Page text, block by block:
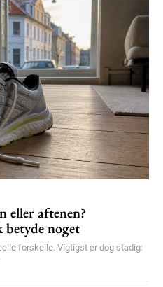
eller aftenen?
noget
forskelle. Vigtigst er dog stadig: